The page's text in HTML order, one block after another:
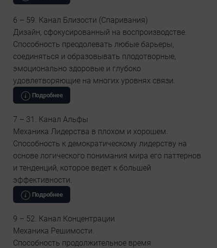
6 – 59. Канал Близости (Спаривания)
Дизайн, сфокусированный на воспроизводстве.
Способность преодолевать любые барьеры,
соединяться и образовывать плодотворные,
эмоционально здоровые и глубоко
удовлетворяющие на многих уровнях связи.
Подробнее
7 – 31. Канал Альфы
Механика Лидерства в плохом и хорошем.
Способность к демократическому лидерству на
основе логического понимания мира его паттернов
и тенденций, которое ведет к большей
эффективности.
Подробнее
9 – 52. Канал Концентрации
Механика Решимости.
Способность продолжительное время